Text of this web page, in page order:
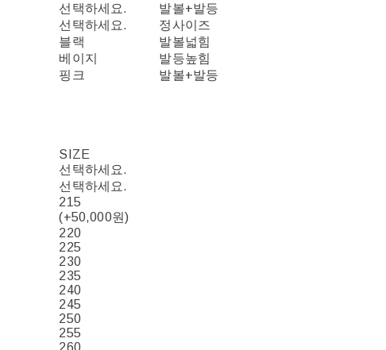
선택하세요.
선택하세요.
블랙
베이지
핑크
발볼+발등
정사이즈
발볼넓힘
발등높힘
발볼+발등
SIZE
선택하세요.
선택하세요.
215
(+50,000원)
220
225
230
235
240
245
250
255